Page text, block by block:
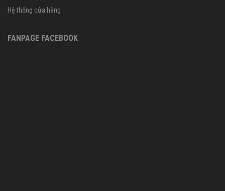
Hệ thống cửa hàng
FANPAGE FACEBOOK